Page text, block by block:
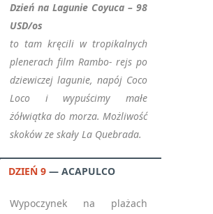
Dzień na Lagunie Coyuca – 98
USD/os
to tam kręcili w tropikalnych
plenerach film Rambo- rejs po
dziewiczej lagunie, napój Coco
Loco i wypuścimy małe
żółwiątka do morza. Możliwość
skoków ze skały La Quebrada.
DZIEŃ 9 ACAPULCO
Wypoczynek na plażach